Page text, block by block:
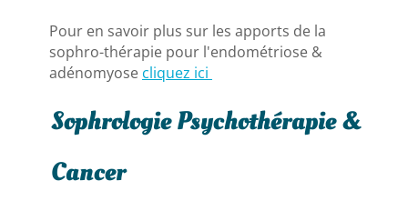
Sophrologie Psychothérapie &
Cancer
Pour en savoir plus sur les apports de la
sophro-thérapie pour l'endométriose &
adénomyose cliquez ici